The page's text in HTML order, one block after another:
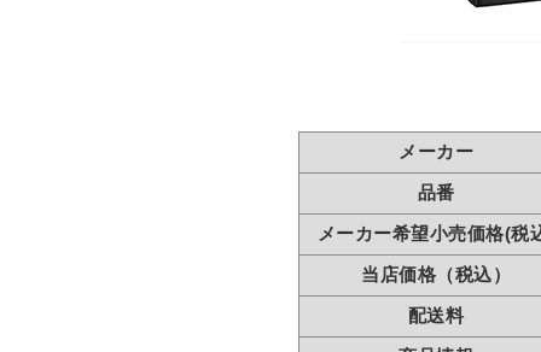
メーカー
品番
メーカー希望小売価格(税
当店価格（税込）
配送料